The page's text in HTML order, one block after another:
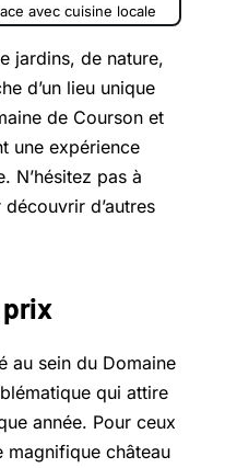
avec cuisine locale
jardins, de nature,
d’un lieu unique
de Courson et
une expérience
N’hésitez pas à
d’autres
prix
au sein du Domaine
qui attire
année. Pour ceux
magnifique château